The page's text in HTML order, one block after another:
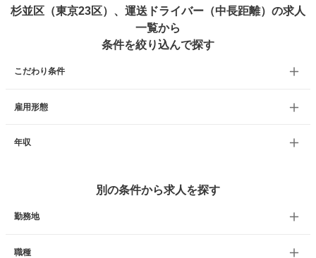
杉並区（東京23区）、運送ドライバー（中長距離）の求人
一覧から
条件を絞り込んで探す
こだわり条件
雇用形態
年収
別の条件から求人を探す
勤務地
職種